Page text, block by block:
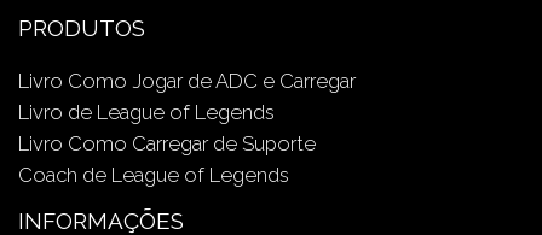
PRODUTOS
Livro Como Jogar de ADC e Carregar
Livro de League of Legends
Livro Como Carregar de Suporte
Coach de League of Legends
INFORMAÇÕES